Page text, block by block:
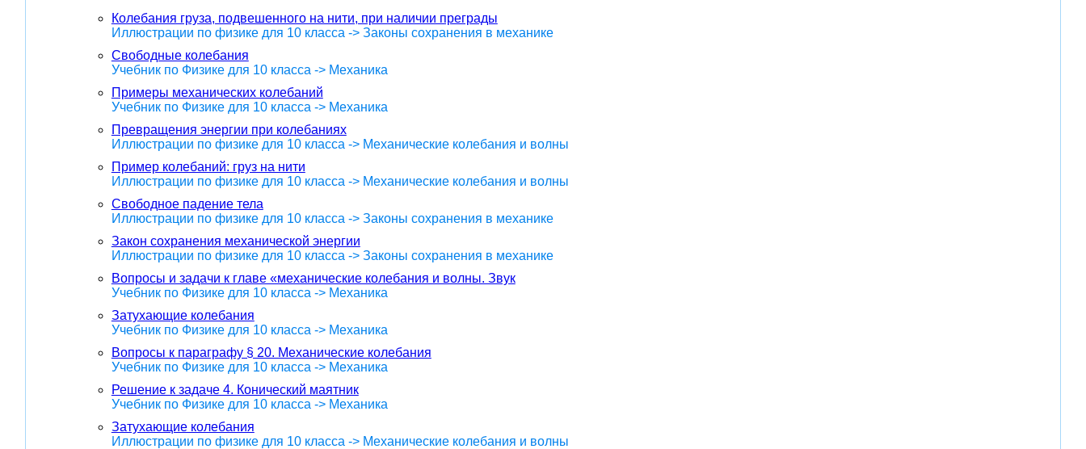
Колебания груза, подвешенного на нити, при наличии преграды
Иллюстрации по физике для 10 класса -> Законы сохранения в механике
Свободные колебания
Учебник по Физике для 10 класса -> Механика
Примеры механических колебаний
Учебник по Физике для 10 класса -> Механика
Превращения энергии при колебаниях
Иллюстрации по физике для 10 класса -> Механические колебания и волны
Пример колебаний: груз на нити
Иллюстрации по физике для 10 класса -> Механические колебания и волны
Свободное падение тела
Иллюстрации по физике для 10 класса -> Законы сохранения в механике
Закон сохранения механической энергии
Иллюстрации по физике для 10 класса -> Законы сохранения в механике
Вопросы и задачи к главе «механические колебания и волны. Звук
Учебник по Физике для 10 класса -> Механика
Затухающие колебания
Учебник по Физике для 10 класса -> Механика
Вопросы к параграфу § 20. Механические колебания
Учебник по Физике для 10 класса -> Механика
Решение к задаче 4. Конический маятник
Учебник по Физике для 10 класса -> Механика
Затухающие колебания
Иллюстрации по физике для 10 класса -> Механические колебания и волны